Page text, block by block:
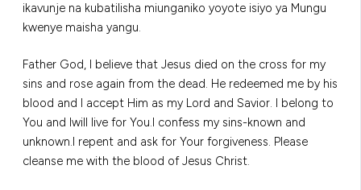
ikavunje na kubatilisha miunganiko yoyote isiyo ya Mungu
kwenye maisha yangu.
Father God, I believe that Jesus died on the cross for my
sins and rose again from the dead. He redeemed me by his
blood and I accept Him as my Lord and Savior. I belong to
You and Iwill live for You.I confess my sins-known and
unknown.I repent and ask for Your forgiveness. Please
cleanse me with the blood of Jesus Christ.